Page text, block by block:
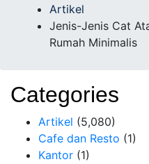
Artikel
Jenis-Jenis Cat
Rumah Minimalis
Categories
Artikel (5,080)
Cafe dan Resto (1)
Kantor (1)